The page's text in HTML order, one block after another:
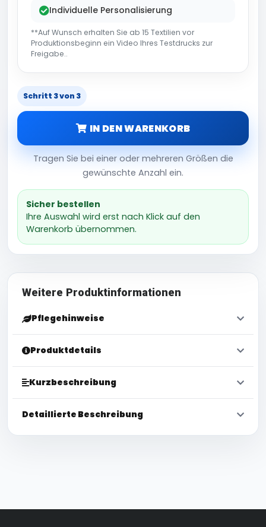
Individuelle Personalisierung
**Auf Wunsch erhalten Sie ab 15 Textilien vor
Produktionsbeginn ein Video Ihres Testdrucks zur
Freigabe..
Schritt 3 von 3
IN DEN WARENKORB
Tragen Sie bei einer oder mehreren Größen die
gewünschte Anzahl ein.
Sicher bestellen
Ihre Auswahl wird erst nach Klick auf den
Warenkorb übernommen.
Weitere Produktinformationen
Pflegehinweise
Produktdetails
Kurzbeschreibung
Detaillierte Beschreibung